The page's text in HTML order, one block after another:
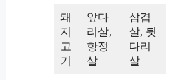
돼
지
고
기
앞다
리살,
항정
살
삼겹
살, 뒷
다리
살